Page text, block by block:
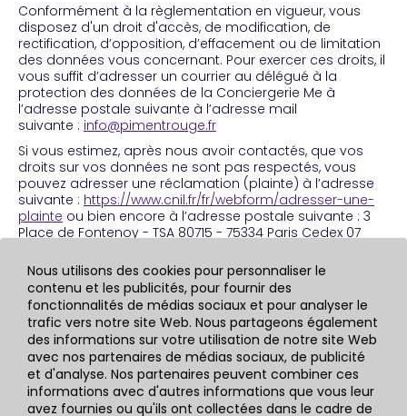
Conformément à la règlementation en vigueur, vous
disposez d'un droit d'accès, de modification, de
rectification, d’opposition, d’effacement ou de limitation
des données vous concernant. Pour exercer ces droits, il
vous suffit d’adresser un courrier au délégué à la
protection des données de la Conciergerie Me à
l’adresse postale suivante à l’adresse mail
suivante : info@pimentrouge.fr
Si vous estimez, après nous avoir contactés, que vos
droits sur vos données ne sont pas respectés, vous
pouvez adresser une réclamation (plainte) à l’adresse
suivante : https://www.cnil.fr/fr/webform/adresser-une-
plainte ou bien encore à l’adresse postale suivante : 3
Place de Fontenoy - TSA 80715 - 75334 Paris Cedex 07
Copyright : 2022 ©Conciergerie Me
Enregistrez votre emailpour rester au courantdes
avancéesde notre logiciel
Nous utilisons des cookies pour personnaliser le
contenu et les publicités, pour fournir des
fonctionnalités de médias sociaux et pour analyser le
trafic vers notre site Web. Nous partageons également
des informations sur votre utilisation de notre site Web
avec nos partenaires de médias sociaux, de publicité
et d'analyse. Nos partenaires peuvent combiner ces
informations avec d'autres informations que vous leur
avez fournies ou qu'ils ont collectées dans le cadre de